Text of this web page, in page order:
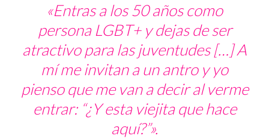
«Entras a los 50 años como
persona LGBT+ y dejas de ser
atractivo para las juventudes […] A
mí me invitan a un antro y yo
pienso que me van a decir al verme
entrar: “¿Y esta viejita que hace
aquí?”».